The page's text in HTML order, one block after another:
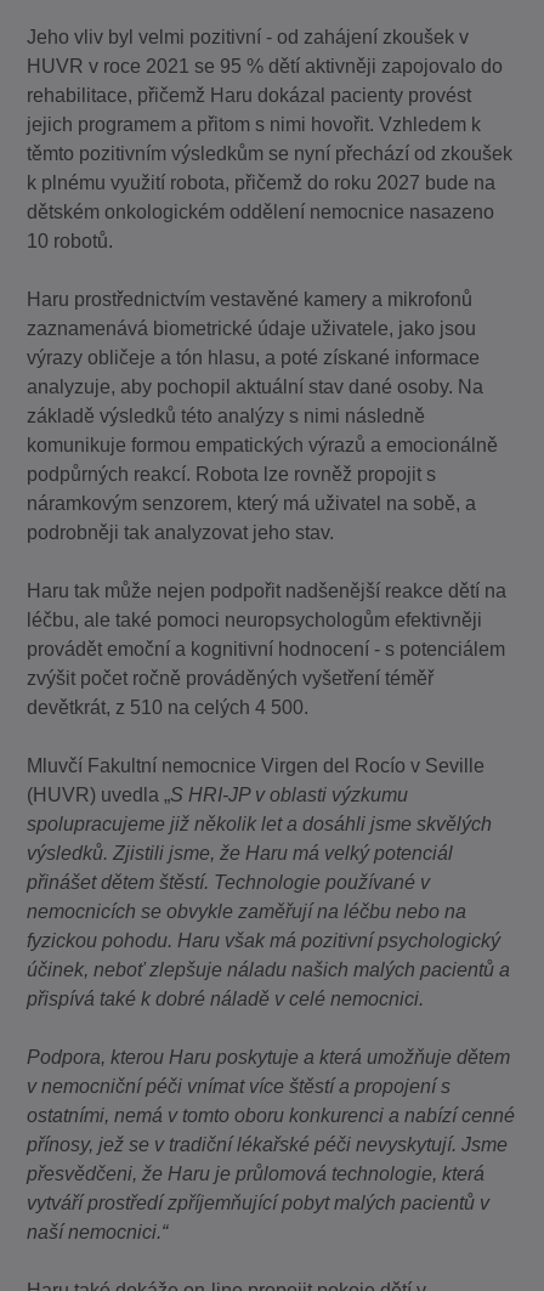
Jeho vliv byl velmi pozitivní - od zahájení zkoušek v
HUVR v roce 2021 se 95 % dětí aktivněji zapojovalo do
rehabilitace, přičemž Haru dokázal pacienty provést
jejich programem a přitom s nimi hovořit. Vzhledem k
těmto pozitivním výsledkům se nyní přechází od zkoušek
k plnému využití robota, přičemž do roku 2027 bude na
dětském onkologickém oddělení nemocnice nasazeno
10 robotů.
Haru prostřednictvím vestavěné kamery a mikrofonů
zaznamenává biometrické údaje uživatele, jako jsou
výrazy obličeje a tón hlasu, a poté získané informace
analyzuje, aby pochopil aktuální stav dané osoby. Na
základě výsledků této analýzy s nimi následně
komunikuje formou empatických výrazů a emocionálně
podpůrných reakcí. Robota lze rovněž propojit s
náramkovým senzorem, který má uživatel na sobě, a
podrobněji tak analyzovat jeho stav.
Haru tak může nejen podpořit nadšenější reakce dětí na
léčbu, ale také pomoci neuropsychologům efektivněji
provádět emoční a kognitivní hodnocení - s potenciálem
zvýšit počet ročně prováděných vyšetření téměř
devětkrát, z 510 na celých 4 500.
Mluvčí Fakultní nemocnice Virgen del Rocío v Seville
(HUVR) uvedla „S HRI-JP v oblasti výzkumu
spolupracujeme již několik let a dosáhli jsme skvělých
výsledků. Zjistili jsme, že Haru má velký potenciál
přinášet dětem štěstí. Technologie používané v
nemocnicích se obvykle zaměřují na léčbu nebo na
fyzickou pohodu. Haru však má pozitivní psychologický
účinek, neboť zlepšuje náladu našich malých pacientů a
přispívá také k dobré náladě v celé nemocnici.
Podpora, kterou Haru poskytuje a která umožňuje dětem
v nemocniční péči vnímat více štěstí a propojení s
ostatními, nemá v tomto oboru konkurenci a nabízí cenné
přínosy, jež se v tradiční lékařské péči nevyskytují. Jsme
přesvědčeni, že Haru je průlomová technologie, která
vytváří prostředí zpříjemňující pobyt malých pacientů v
naší nemocnici.“